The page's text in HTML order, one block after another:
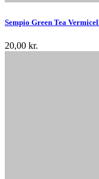
Sempio Green Tea
20,00 kr.